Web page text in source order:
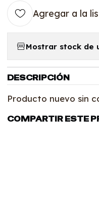
Agregar a la
Mostrar stock de
DESCRIPCIÓN
Producto nuevo sin
COMPARTIR ESTE